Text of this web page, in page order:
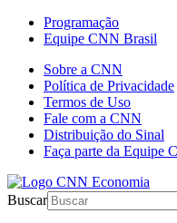
Programação
Equipe CNN Brasil
Sobre a CNN
Política de Privacidade
Termos de Uso
Fale com a CNN
Distribuição do Sinal
Faça parte da Equipe
Buscar